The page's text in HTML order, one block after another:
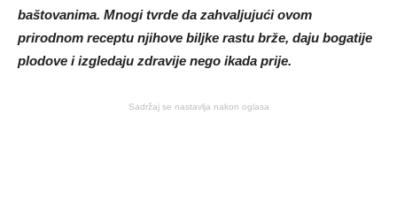
baštovanima. Mnogi tvrde da zahvaljujući ovom
prirodnom receptu njihove biljke rastu brže, daju bogatije
plodove i izgledaju zdravije nego ikada prije.
Sadržaj se nastavlja nakon oglasa